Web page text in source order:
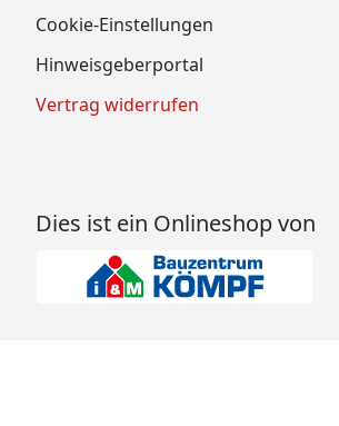
Cookie-Einstellungen
Hinweisgeberportal
Vertrag widerrufen
Dies ist ein Onlineshop von